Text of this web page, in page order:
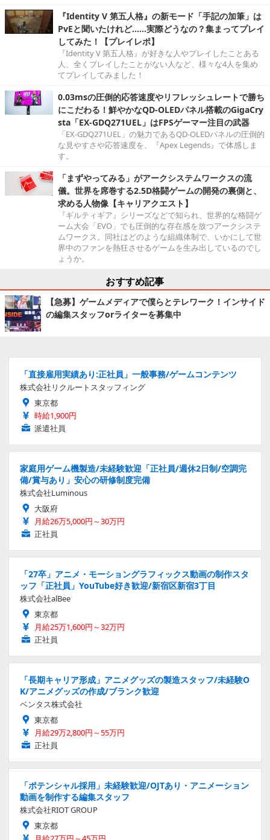
『Identity V 第五人格』の新モード「手記の加筆」は
PvEと聞いたけれど……実際どうなの？集まってプレイ
してみた！【プレイレポ】
『Identity V 第五人格』が好きな人やプレイしたことある
人、全くプレイしたことがない人など、様々な4人を集め
てプレイしてみました！
0.03msの圧倒的応答速度やリフレッシュレートで勝ち
にこだわる！鮮やかなQD-OLEDパネル搭載のGigaCry
sta「EX-GDQ271UEL」はFPSゲーマー注目の武器
「EX-GDQ271UEL」の魅力であるQD-OLEDパネルの圧倒的
な見やすさや応答速度を、『Apex Legends』で体感しま
す。
「まずやってみる」がアークシステムワークスの流
儀。世界を席巻する2.5D格闘ゲームの開発の裏側と、
求める人物像【キャリアクエスト】
『ギルティギア』シリーズなどで知られ、世界的な格闘ゲ
ーム大会「EVO」でも圧倒的な存在感を放つアークシステ
ムワークス。同社はどのような組織体制で、いかにして世
界中のファンを熱狂させるゲームを生み出しているのでし
ょうか。
おすすめ記事
【急募】ゲームメディアで僕らとテレワーク！インサイド
の編集スタッフorライターを募集中
「直接雇用実績あり:正社員」一般事務/ゲームコンテンツ
株式会社リクルートスタッフィング
東京都
時給1,900円
派遣社員
家庭用ゲーム機製造/未経験歓迎「正社員/週休2日制/空調完
備/賞与あり」安心の研修制度完備
株式会社Luminous
大阪府
月給26万5,000円～30万円
正社員
「27卒」アニメ・モーショングラフィックス動画の制作スタ
ッフ「正社員」YouTube好き歓迎/新宿区新宿3丁目
株式会社alBee
東京都
月給25万1,600円～32万円
正社員
「長期キャリア形成」アニメグッズの製造スタッフ/未経験O
K/アニメグッズの作成/ブランク歓迎
ベンタス株式会社
東京都
月給29万2,800円～55万円
正社員
「ポテンシャル採用」未経験歓迎/OJTあり・アニメーション
動画を制作する編集スタッフ
株式会社RIOT GROUP
東京都